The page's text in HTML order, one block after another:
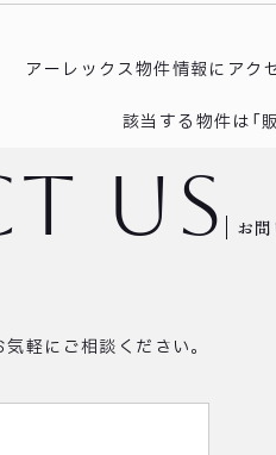
アーレックス物件情報にアク
該当する物件は「
お
us
気軽にご相談ください。